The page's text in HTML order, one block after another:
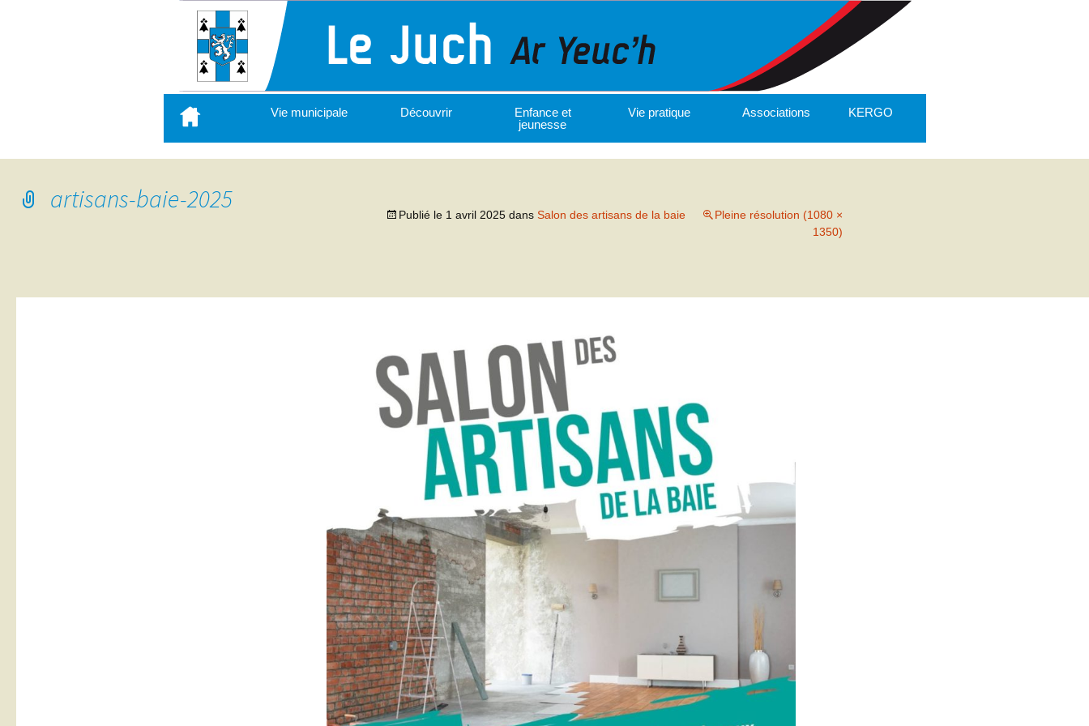
contenu
principal
Vie municipale Découvrir
Enfance et
jeunesse
Vie pratique Associations KERGO
artisans-baie-2025
Publié le 1 avril 2025 dans Salon des artisans de la baie
Pleine résolution (1080 ×
1350)